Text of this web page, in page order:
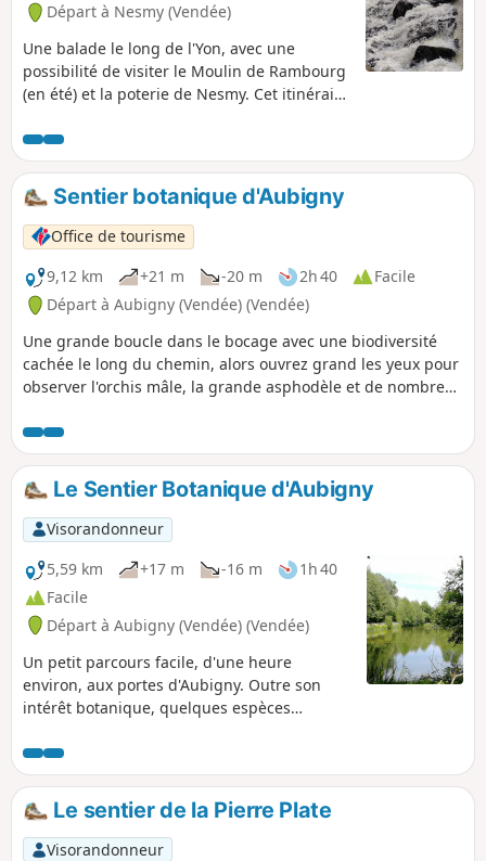
Départ à Nesmy (Vendée)
Une balade le long de l'Yon, avec une
possibilité de visiter le Moulin de Rambourg
(en été) et la poterie de Nesmy. Cet itinéraire
sur la ligne 14, mais il est possible de garer
la voiture sur le parking au bord de l'Yon et
réaliser la randonnée en aller-retour.
Sentier botanique d'Aubigny
Office de tourisme
9,12 km
+21 m -20 m 2h 40
Facile
Départ à Aubigny (Vendée) (Vendée)
Une grande boucle dans le bocage avec une biodiversité
cachée le long du chemin, alors ouvrez grand les yeux pour
observer l'orchis mâle, la grande asphodèle et de nombreux
de bus "Église", mais le départ se fait au parking du
complexe sportif d'Aubigny.
Le Sentier Botanique d'Aubigny
Visorandonneur
5,59 km
+17 m -16 m
1h 40
Facile
Départ à Aubigny (Vendée) (Vendée)
Un petit parcours facile, d'une heure
environ, aux portes d'Aubigny. Outre son
intérêt botanique, quelques espèces
Croisez une biche aussi étonnée que vous de
cette rencontre, un coucou, un rapace ou
encore un chœur de crapauds. Côté histoire,
c'est la petite fontaine en pierre, jadis source
d'alimentation du village de Mortevieille.
Le sentier de la Pierre Plate
Visorandonneur